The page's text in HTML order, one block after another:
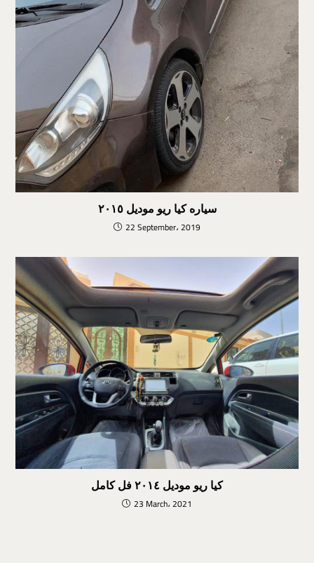
سياره كيا ريو موديل ٢٠١٥
22 September، 2019
كيا ريو موديل ٢٠١٤ فل كامل
23 March، 2021